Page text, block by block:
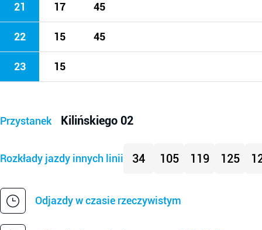
21 17 45
22 15 45
23 15
Przystanek Kilińskiego 02
Rozkłady jazdy innych linii 34 105 119 125
Odjazdy w czasie rzeczywistym